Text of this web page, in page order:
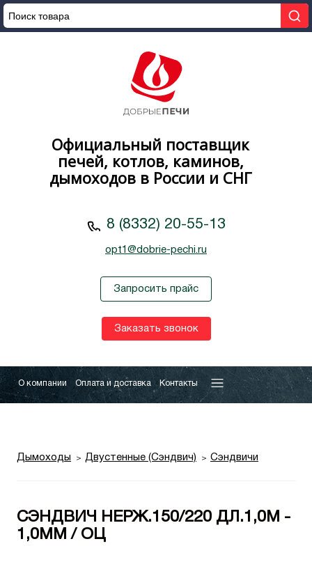
Официальный поставщик
печей, котлов, каминов,
дымоходов в России и СНГ
8 (8332) 20-55-13
opt1@dobrie-pechi.ru
Запросить прайс
Заказать звонок
О компании Оплата и доставка Контакты
Дымоходы Двустенные (Сэндвич) Сэндвичи
СЭНДВИЧ НЕРЖ.150/220 ДЛ.1,0М -
1,0ММ / ОЦ